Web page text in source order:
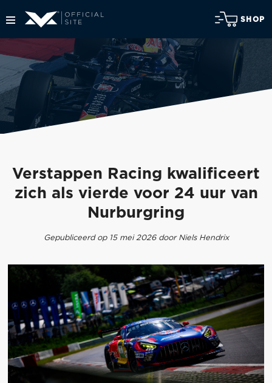
SHOP
Verstappen Racing kwalificeert
zich als vierde voor 24 uur van
Nurburgring
Gepubliceerd op 15 mei 2026 door Niels Hendrix